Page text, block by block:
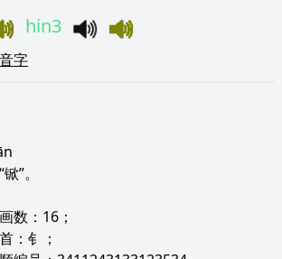
hin3
字
”。
数：16；
：钅；